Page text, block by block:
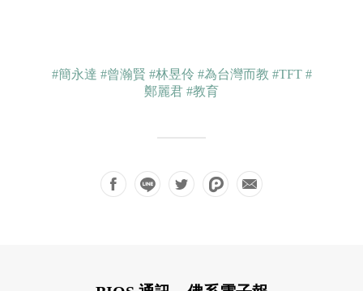
#簡永達 #曾瀚賢 #林昱伶 #為台灣而教 #TFT #
鄭麗君 #教育